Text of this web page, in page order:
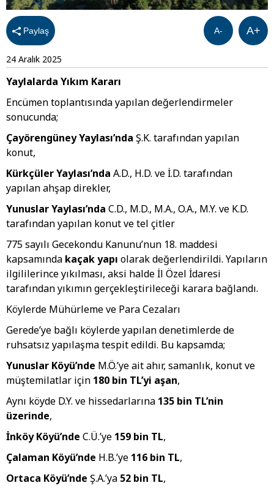
Paylaş A+
A-
24 Aralık 2025
Yaylalarda Yıkım Kararı
Encümen toplantısında yapılan değerlendirmeler
sonucunda;
Çayörengüney Yaylası’nda Ş.K. tarafından yapılan
konut,
Kürkçüler Yaylası’nda A.D., H.D. ve İ.D. tarafından
yapılan ahşap direkler,
Yunuslar Yaylası’nda C.D., M.D., M.A., O.A., M.Y. ve K.D.
tarafından yapılan konut ve tel çitler
775 sayılı Gecekondu Kanunu’nun 18. maddesi
kapsamında kaçak yapı olarak değerlendirildi. Yapıların
ilgililerince yıkılması, aksi halde İl Özel İdaresi
tarafından yıkımın gerçekleştirileceği karara bağlandı.
Köylerde Mühürleme ve Para Cezaları
Gerede’ye bağlı köylerde yapılan denetimlerde de
ruhsatsız yapılaşma tespit edildi. Bu kapsamda;
Yunuslar Köyü’nde M.Ö.’ye ait ahır, samanlık, konut ve
müştemilatlar için 180 bin TL’yi aşan,
Aynı köyde D.Y. ve hissedarlarına 135 bin TL’nin
üzerinde,
İnköy Köyü’nde C.Ü.’ye 159 bin TL,
Çalaman Köyü’nde H.B.’ye 116 bin TL,
Ortaca Köyü’nde Ş.A.’ya 52 bin TL,